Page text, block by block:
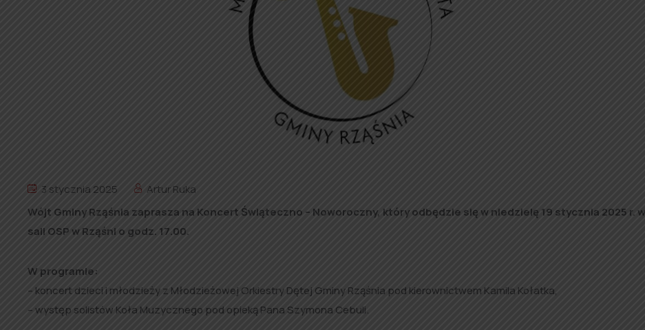
3 stycznia 2025
Artur Ruka
Wójt Gminy Rząśnia zaprasza na Koncert Świąteczno – Noworoczny, który odbędzie się w niedzielę 19 stycznia 2025 r. w
sali OSP w Rząśni o godz. 17.00.
W programie:
– koncert dzieci i młodzieży z Młodzieżowej Orkiestry Dętej Gminy Rząśnia pod kierownictwem Kamila Kołatka,
– występ solistów Koła Muzycznego pod opieką Pana Szymona Cebuli.